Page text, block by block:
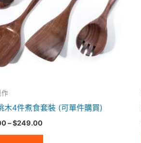
作
木4件煮食套裝 (可單件購買)
–$249.00
款
式。
可
在
頁
選